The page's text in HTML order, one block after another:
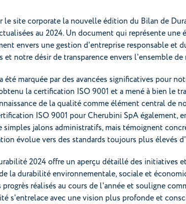
le site corporate la nouvelle édition du Bilan de
au 2024. Un document qui représente une
envers une gestion d'entreprise responsable et
et notre désir de transparence envers l'ensemble de
été marquée par des avancées significatives pour
la certification ISO 9001 et a mené à bien le
de la qualité comme élément central de
ISO 9001 pour Cherubini SpA également,
simples jalons administratifs, mais témoignent
évolue vers des standards toujours plus élevés
2024 offre un aperçu détaillé des initiatives
la durabilité environnementale, sociale et
réalisés au cours de l'année et souligne
s'entrelace avec une vision plus profonde et